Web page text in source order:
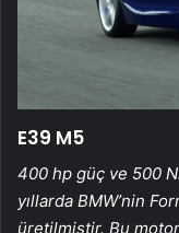
E39 M5
400 hp güç ve 500
yıllarda BMW’nin
üretilmiştir. Bu